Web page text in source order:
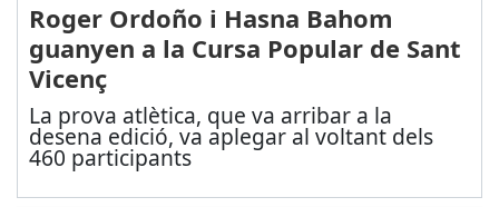
Roger Ordoño i Hasna Bahom
guanyen a la Cursa Popular de Sant
Vicenç
La prova atlètica, que va arribar a la
desena edició, va aplegar al voltant dels
460 participants